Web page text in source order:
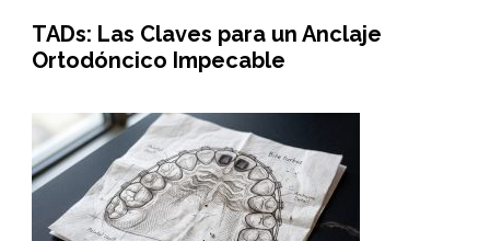
TADs: Las Claves para un Anclaje
Ortodóncico Impecable